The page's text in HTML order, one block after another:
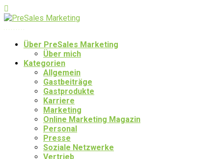
Über PreSales Marketing
Über mich
Kategorien
Allgemein
Gastbeiträge
Gastprodukte
Karriere
Marketing
Online Marketing Magazin
Personal
Presse
Soziale Netzwerke
Vertrieb